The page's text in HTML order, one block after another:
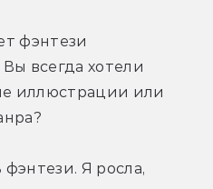
фэнтези
всегда хотели
иллюстрации или
Я росла,